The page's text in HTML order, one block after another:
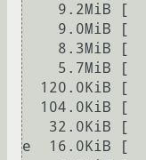
e  16.0KiB